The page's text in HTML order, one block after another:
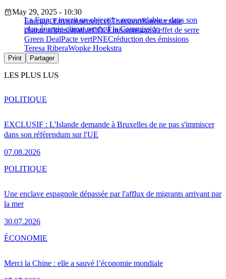
La France inscrit un objectif « renouvelable » dans son
plan énergie-climat rendu à la Commission
May 29, 2025 - 10:30
Energie, Environnement et TransportBureaucratie
charge administrativeCO2Émissionsgaz à effet de serre
Green DealPacte vertPNECréduction des émissions
Teresa RiberaWopke Hoekstra
Print Partager
LES PLUS LUS
EXCLUSIF : L'Islande demande à Bruxelles de ne pas s'immiscer
dans son référendum sur l'UE
07.08.2026
POLITIQUE
Une enclave espagnole dépassée par l'afflux de migrants arrivant par
la mer
30.07.2026
POLITIQUE
Merci la Chine : elle a sauvé l’économie mondiale
ÉCONOMIE